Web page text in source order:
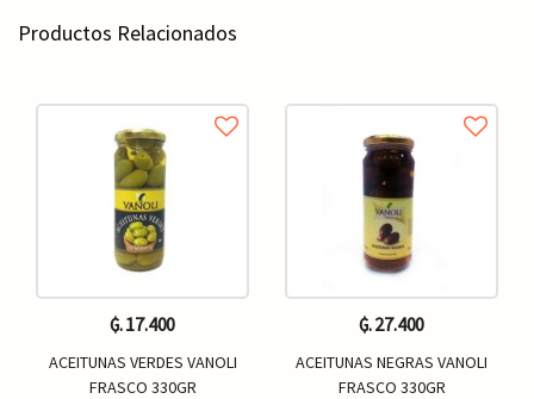
Productos Relacionados
₲. 17.400
ACEITUNAS VERDES VANOLI
FRASCO 330GR
₲. 27.400
ACEITUNAS NEGRAS VANOLI
FRASCO 330GR